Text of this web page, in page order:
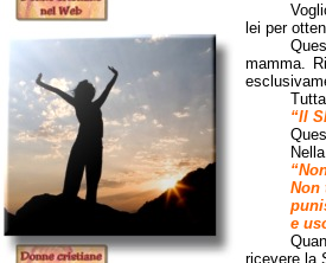
lei per
mamma.
“Il
Non
e
ricevere la